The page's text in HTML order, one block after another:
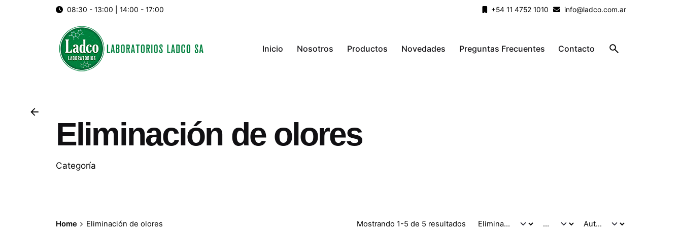
08:30 - 13:00 | 14:00 - 17:00 +54 11 4752 1010 info@ladco.com.ar
Inicio Nosotros Productos Novedades Preguntas Frecuentes Contacto
Eliminación de olores
Categoría
Home Eliminación de olores Mostrando 1-5 de 5 resultados
Cómo se genera y para